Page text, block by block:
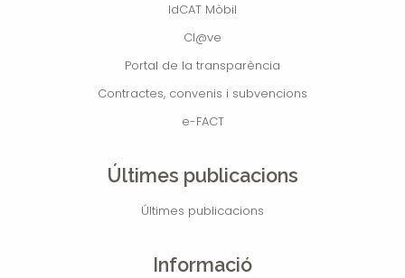
IdCAT Mòbil
Cl@ve
Portal de la transparència
Contractes, convenis i subvencions
e-FACT
Últimes publicacions
Últimes publicacions
Informació